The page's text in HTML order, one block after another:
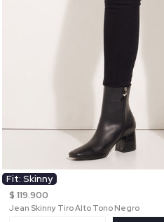
Fit: Skinny
$ 119.900
Jean Skinny Tiro Alto Tono Negro